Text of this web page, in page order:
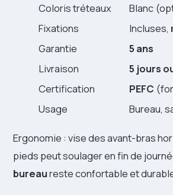
Coloris tréteaux
Blanc
Fixations
Incluses,
Garantie
5 ans
Livraison
5 jours
Certification
PEFC
Usage
Bureau,
Ergonomie : vise des avant-bras
pieds peut soulager en fin de
bureaureste confortable et